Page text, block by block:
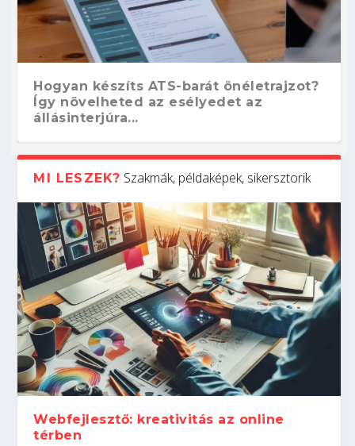
Hogyan készíts ATS-barát önéletrajzot?
Így növelheted az esélyedet az
állásinterjúra...
Kitalálod, mire használják ezeket a
gépeket?
Nem sikerült az egyetemi felvételi?
Tanulj szakmát!
Szoftverfejlesztő: verseny kódban –
amikor néhány sor program dönti el a
világversenyt...
Digitális detox – hogyan kapcsolódj ki
telefon nélkül?
MI LESZEK? Szakmák, példaképek, sikersztorik
Webfejlesztő: kreativitás az online
térben